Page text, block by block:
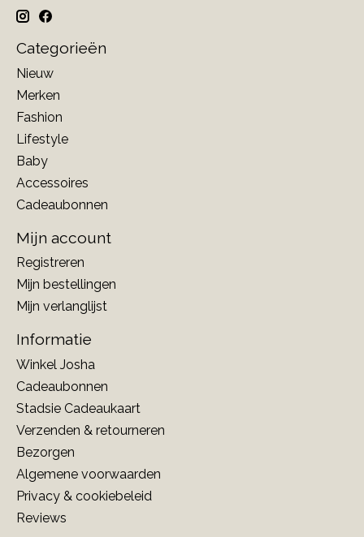
Categorieën
Nieuw
Merken
Fashion
Lifestyle
Baby
Accessoires
Cadeaubonnen
Mijn account
Registreren
Mijn bestellingen
Mijn verlanglijst
Informatie
Winkel Josha
Cadeaubonnen
Stadsie Cadeaukaart
Verzenden & retourneren
Bezorgen
Algemene voorwaarden
Privacy & cookiebeleid
Reviews